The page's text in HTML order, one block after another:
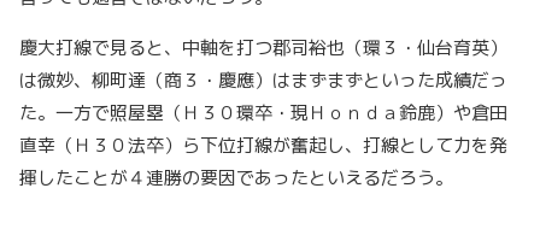
慶大打線で見ると、中軸を打つ郡司裕也（環３・仙台育英）
は微妙、柳町達（商３・慶應）はまずまずといった成績だっ
た。一方で照屋塁（Ｈ３０環卒・現Ｈｏｎｄａ鈴鹿）や倉田
直幸（Ｈ３０法卒）ら下位打線が奮起し、打線として力を発
揮したことが４連勝の要因であったといえるだろう。